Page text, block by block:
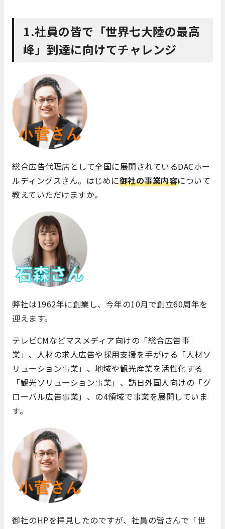
1.社員の皆で「世界七大陸の最高
峰」到達に向けてチャレンジ
総合広告代理店として全国に展開されているDACホー
ルディングスさん。はじめに御社の事業内容について
教えていただけますか。
弊社は1962年に創業し、今年の10月で創立60周年を
迎えます。
テレビCMなどマスメディア向けの「総合広告事
業」、人材の求人広告や採用支援を手がける「人材ソ
リューション事業」、地域や観光産業を活性化する
「観光ソリューション事業」、訪日外国人向けの「グ
ローバル広告事業」、の4領域で事業を展開していま
す。
御社のHPを拝見したのですが、社員の皆さんで「世